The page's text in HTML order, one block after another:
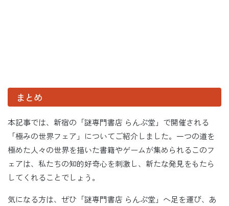
まとめ
本記事では、新宿の「謎専門書店 らんぷ堂」で開催される
「極みの世界フェア」についてご紹介しました。一つの道を
極めた人々の世界を描いた書籍やゲームが集められるこのフ
ェアは、私たちの知的好奇心を刺激し、新たな発見をもたら
してくれることでしょう。
気になる方は、ぜひ「謎専門書店 らんぷ堂」へ足を運び、あ